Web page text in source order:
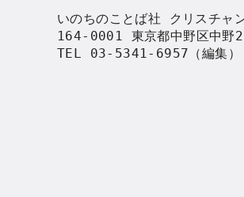
いのちのことば社 クリスチャ
164-0001 東京都中野区中野
TEL 03-5341-6957（編集